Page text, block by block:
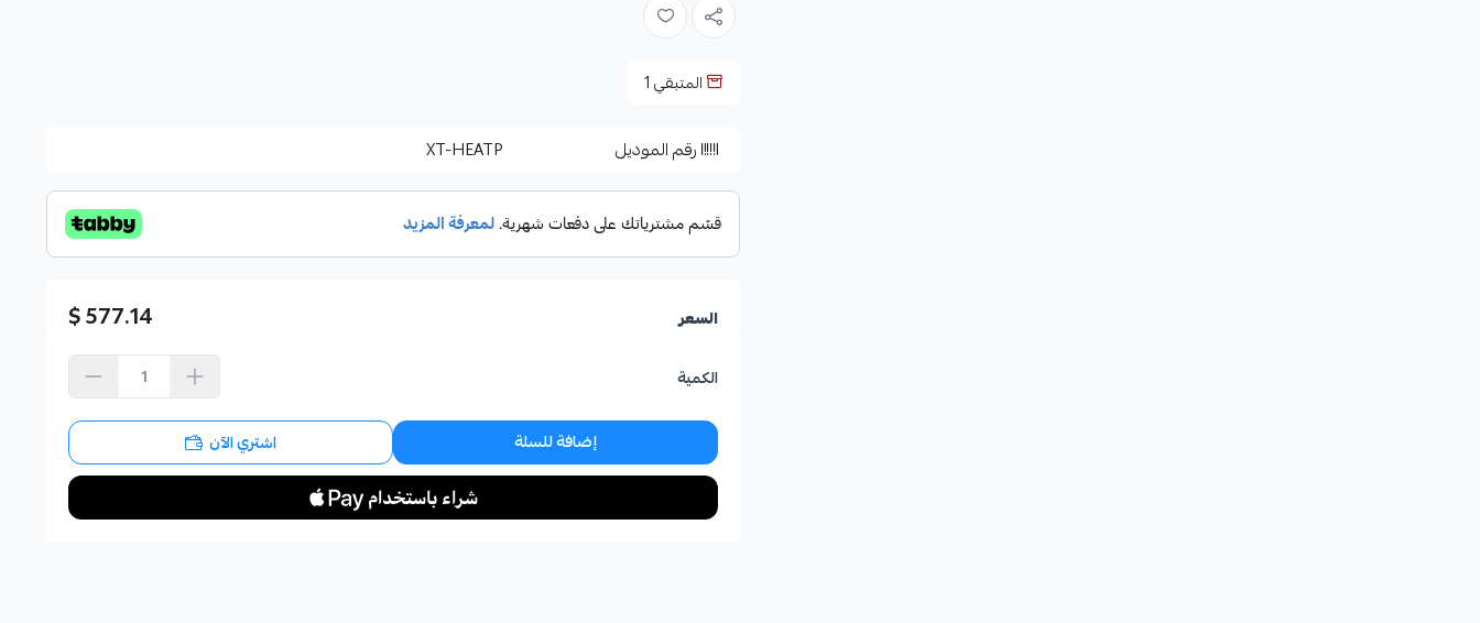
المتبقي1
رقم الموديل XT-HEATP
السعر 577.14 $
الكمية
إضافة للسلة اشتري الآن